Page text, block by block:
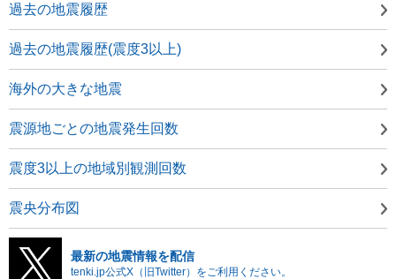
過去の地震履歴
過去の地震履歴(震度3以上)
海外の大きな地震
震源地ごとの地震発生回数
震度3以上の地域別観測回数
震央分布図
最新の地震情報を配信
tenki.jp公式X（旧Twitter）をご利用ください。